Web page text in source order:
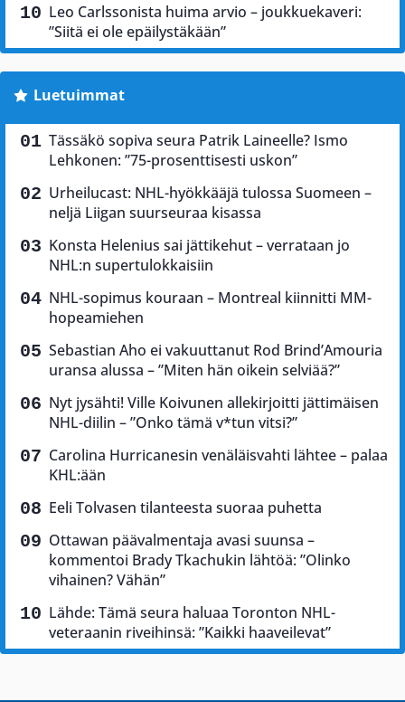
Leo Carlssonista huima arvio – joukkuekaveri:
”Siitä ei ole epäilystäkään”
Luetuimmat
Tässäkö sopiva seura Patrik Laineelle? Ismo
Lehkonen: ”75-prosenttisesti uskon”
Urheilucast: NHL-hyökkääjä tulossa Suomeen –
neljä Liigan suurseuraa kisassa
Konsta Helenius sai jättikehut – verrataan jo
NHL:n supertulokkaisiin
NHL-sopimus kouraan – Montreal kiinnitti MM-
hopeamiehen
Sebastian Aho ei vakuuttanut Rod Brind’Amouria
uransa alussa – ”Miten hän oikein selviää?”
Nyt jysähti! Ville Koivunen allekirjoitti jättimäisen
NHL-diilin – ”Onko tämä v*tun vitsi?”
Carolina Hurricanesin venäläisvahti lähtee – palaa
KHL:ään
Eeli Tolvasen tilanteesta suoraa puhetta
Ottawan päävalmentaja avasi suunsa –
kommentoi Brady Tkachukin lähtöä: ”Olinko
vihainen? Vähän”
Lähde: Tämä seura haluaa Toronton NHL-
veteraanin riveihinsä: ”Kaikki haaveilevat”